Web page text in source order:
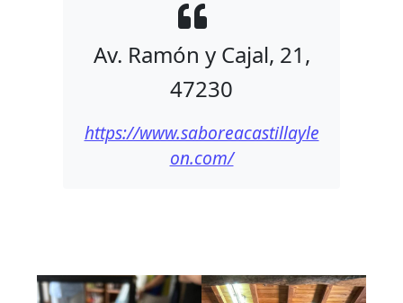
Av. Ramón y Cajal, 21,
47230
https://www.saboreacastillayle
on.com/